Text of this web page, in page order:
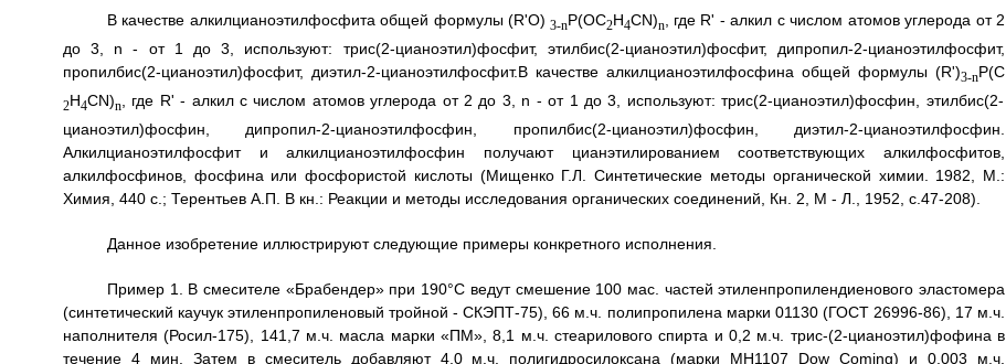
В качестве алкилцианоэтилфосфита общей формулы (R'O) 3-nP(OC2H4CN)n, где R' - алкил с числом атомов углерода от 2
до 3, n - от 1 до 3, используют: трис(2-цианоэтил)фосфит, этилбис(2-цианоэтил)фосфит, дипропил-2-цианоэтилфосфит,
пропилбис(2-цианоэтил)фосфит, диэтил-2-цианоэтилфосфит.В качестве алкилцианоэтилфосфина общей формулы (R')3-nP(C
2H4CN)n
, где R' - алкил с числом атомов углерода от 2 до 3, n - от 1 до 3, используют: трис(2-цианоэтил)фосфин, этилбис(2-
цианоэтил)фосфин, дипропил-2-цианоэтилфосфин, пропилбис(2-цианоэтил)фосфин, диэтил-2-цианоэтилфосфин.
Алкилцианоэтилфосфит и алкилцианоэтилфосфин получают цианэтилированием соответствующих алкилфосфитов,
алкилфосфинов, фосфина или фосфористой кислоты (Мищенко Г.Л. Синтетические методы органической химии. 1982, М.:
Химия, 440 с.; Терентьев А.П. В кн.: Реакции и методы исследования органических соединений, Кн. 2, М - Л., 1952, с.47-208).
Данное изобретение иллюстрируют следующие примеры конкретного исполнения.
Пример 1. В смесителе «Брабендер» при 190°С ведут смешение 100 мас. частей этиленпропилендиенового эластомера
(синтетический каучук этиленпропиленовый тройной - СКЭПТ-75), 66 м.ч. полипропилена марки 01130 (ГОСТ 26996-86), 17 м.ч.
наполнителя (Росил-175), 141,7 м.ч. масла марки «ПМ», 8,1 м.ч. стеарилового спирта и 0,2 м.ч. трис-(2-цианоэтил)фофина в
течение 4 мин. Затем в смеситель добавляют 4,0 м.ч. полигидросилоксана (марки МН1107 Dow Coming) и 0,003 м.ч.